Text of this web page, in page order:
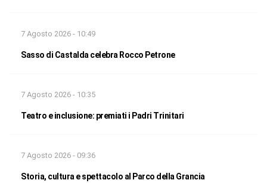
7 Agosto 2026 - 10:49
Sasso di Castalda celebra Rocco Petrone
7 Agosto 2026 - 10:35
Teatro e inclusione: premiati i Padri Trinitari
7 Agosto 2026 - 09:36
Storia, cultura e spettacolo al Parco della Grancia